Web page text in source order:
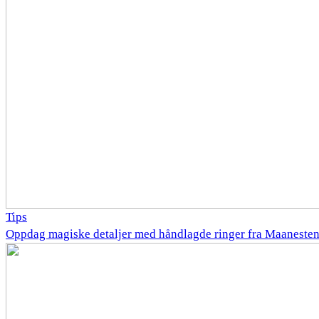
Tips
Oppdag magiske detaljer med håndlagde ringer fra Maanesten